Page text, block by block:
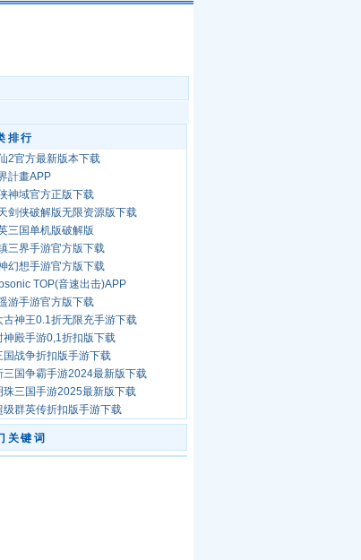
排行
2官方最新版本下载
計畫APP
神域官方正版下载
剑侠破解版无限资源版下载
三国单机版破解版
三界手游官方版下载
幻想手游官方版下载
TOP(音速出击)APP
游手游官方版下载
古神王0.1折无限充手游下载
神殿手游0,1折扣版下载
国战争折扣版手游下载
三国争霸手游2024最新版下载
珠三国手游2025最新版下载
级群英传折扣版手游下载
关键词